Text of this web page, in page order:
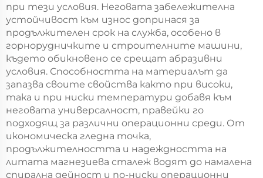
при тези условия. Неговата забележителна
устойчивост към износ допринася за
продължителен срок на служба, особено в
горнорудничките и строителните машини,
където обикновено се срещат абразивни
условия. Способността на материалът да
запазва своите свойства както при високи,
така и при ниски температури добавя към
неговата универсалност, правейки го
подходящ за различни операционни среди. От
икономическа гледна точка,
продължителността и надеждността на
литата магнезиева сталеж водят до намалена
спирална дейност и по-ниски операционни